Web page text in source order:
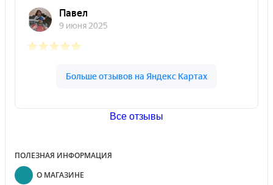
Все отзывы
ПОЛЕЗНАЯ ИНФОРМАЦИЯ
О МАГАЗИНЕ